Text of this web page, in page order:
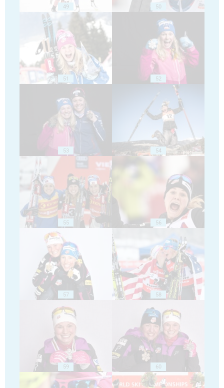
49 50
51 52
53 54
55 56
57 58
59 60